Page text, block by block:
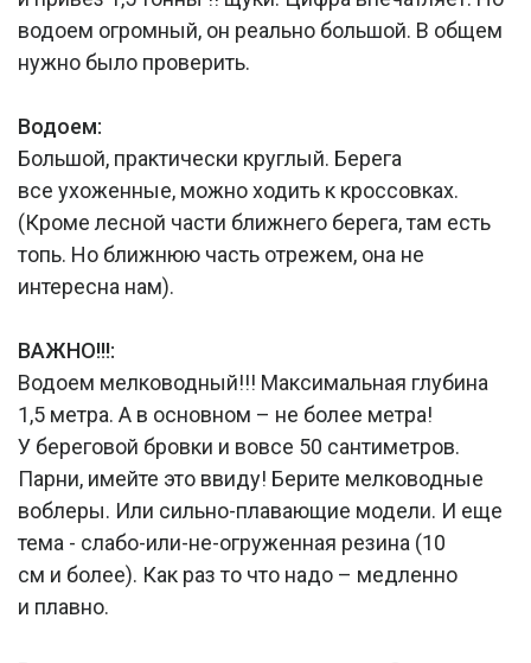
водоем огромный, он реально большой. В общем
нужно было проверить.
Водоем:
Большой, практически круглый. Берега
все ухоженные, можно ходить к кроссовках.
(Кроме лесной части ближнего берега, там есть
топь. Но ближнюю часть отрежем, она не
интересна нам).
ВАЖНО!!!:
Водоем мелководный!!! Максимальная глубина
1,5 метра. А в основном – не более метра!
У береговой бровки и вовсе 50 сантиметров.
Парни, имейте это ввиду! Берите мелководные
воблеры. Или сильно-плавающие модели. И еще
тема - слабо-или-не-огруженная резина (10
см и более). Как раз то что надо – медленно
и плавно.